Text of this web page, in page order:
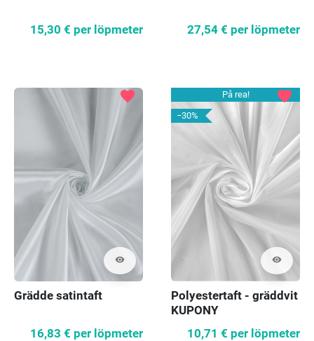
15,30 € per löpmeter 27,54 € per löpmeter
visibility
favorite
Grädde satintaft
16,83 € per löpmeter
På rea!
−30%
visibility
favorite
Polyestertaft - gräddvit
KUPONY
10,71 € per löpmeter